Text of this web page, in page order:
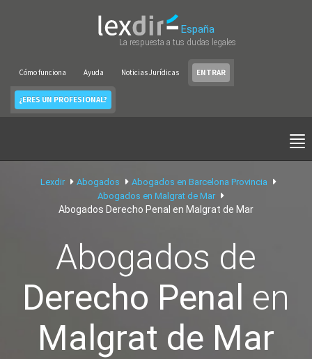
España
La respuesta a tus dudas legales
Cómo funciona Ayuda Noticias Jurídicas ENTRAR
¿ERES UN PROFESIONAL?
Lexdir Abogados
Abogados en Barcelona Provincia
Abogados en Malgrat de Mar
Abogados Derecho Penal en Malgrat de Mar
Abogados de
Derecho Penal en
Malgrat de Mar